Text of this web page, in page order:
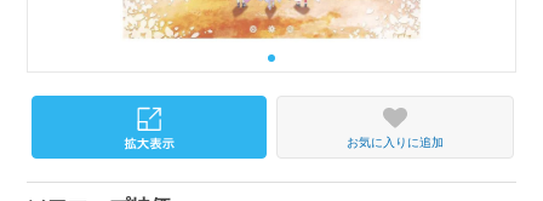
お気に入りに追加